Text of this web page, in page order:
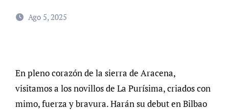
Ago 5, 2025
En pleno corazón de la sierra de Aracena,
visitamos a los novillos de La Purísima, criados con
mimo, fuerza y bravura. Harán su debut en Bilbao